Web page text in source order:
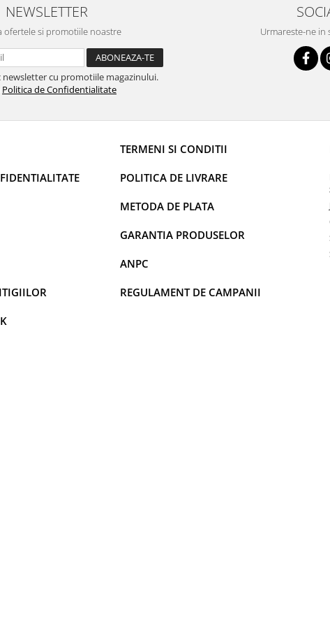
NEWSLETTER
ofertele si promotiile noastre
newsletter cu promotiile magazinului.
Politica de Confidentialitate
Urmareste-ne in
TERMENI SI CONDITII
POLITICA DE LIVRARE
METODA DE PLATA
GARANTIA PRODUSELOR
ANPC
REGULAMENT DE CAMPANII